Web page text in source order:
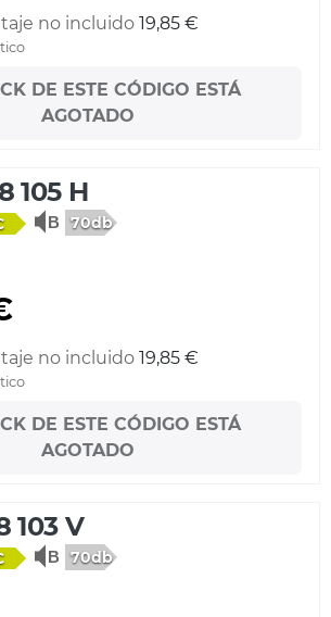
no incluido 19,85 €
DE ESTE CÓDIGO ESTÁ
AGOTADO
105 H
70db
no incluido 19,85 €
DE ESTE CÓDIGO ESTÁ
AGOTADO
103 V
70db